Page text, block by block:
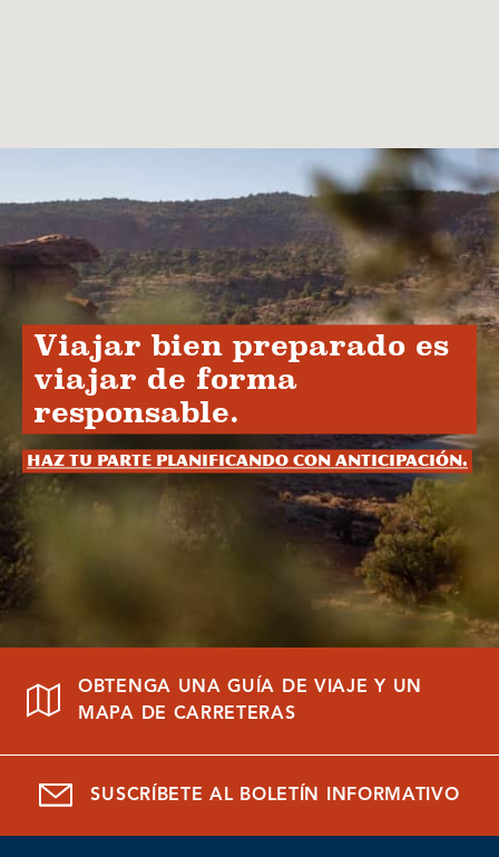
Viajar bien preparado es
viajar de forma
responsable.
Haz tu parte planificando con anticipación.
OBTENGA UNA GUÍA DE VIAJE Y UN
MAPA DE CARRETERAS
SUSCRÍBETE AL BOLETÍN INFORMATIVO